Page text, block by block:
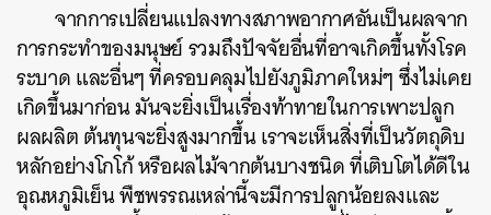
จากการเปลี่ยนแปลงทางสภาพอากาศอันเป็นผลจาก
การกระทำของมนุษย์ รวมถึงปัจจัยอื่นที่อาจเกิดขึ้นทั้งโรค
ระบาด และอื่นๆ ที่ครอบคลุมไปยังภูมิภาคใหม่ๆ ซึ่งไม่เคย
เกิดขึ้นมาก่อน มันจะยิ่งเป็นเรื่องท้าทายในการเพาะปลูก
ผลผลิตต้นทุนจะยิ่งสูงมากขึ้น เราจะเห็นสิ่งที่เป็นวัตถุดิบ
หลักอย่างโกโก้ หรือผลไม้จากต้นบางชนิด ที่เติบโตได้ดีใน
อุณหภูมิเย็น พืชพรรณเหล่านี้จะมีการปลูกน้อยลงและ